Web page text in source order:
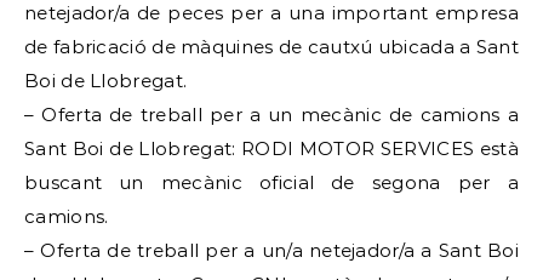
netejador/a de peces per a una important empresa
de fabricació de màquines de cautxú ubicada a Sant
Boi de Llobregat.
– Oferta de treball per a un mecànic de camions a
Sant Boi de Llobregat: RODI MOTOR SERVICES està
buscant un mecànic oficial de segona per a
camions.
– Oferta de treball per a un/a netejador/a a Sant Boi